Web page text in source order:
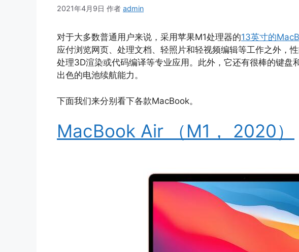
2021年4月9日 作者 admin
对于大多数普通用户来说，采用苹果M1处理器的13英寸的
应付浏览网页、处理文档、轻照片和轻视频编辑等工作之外，
处理3D渲染或代码编译等专业应用。此外，它还有很棒的键盘
出色的电池续航能力。
下面我们来分别看下各款MacBook。
MacBook Air （M1， 2020）